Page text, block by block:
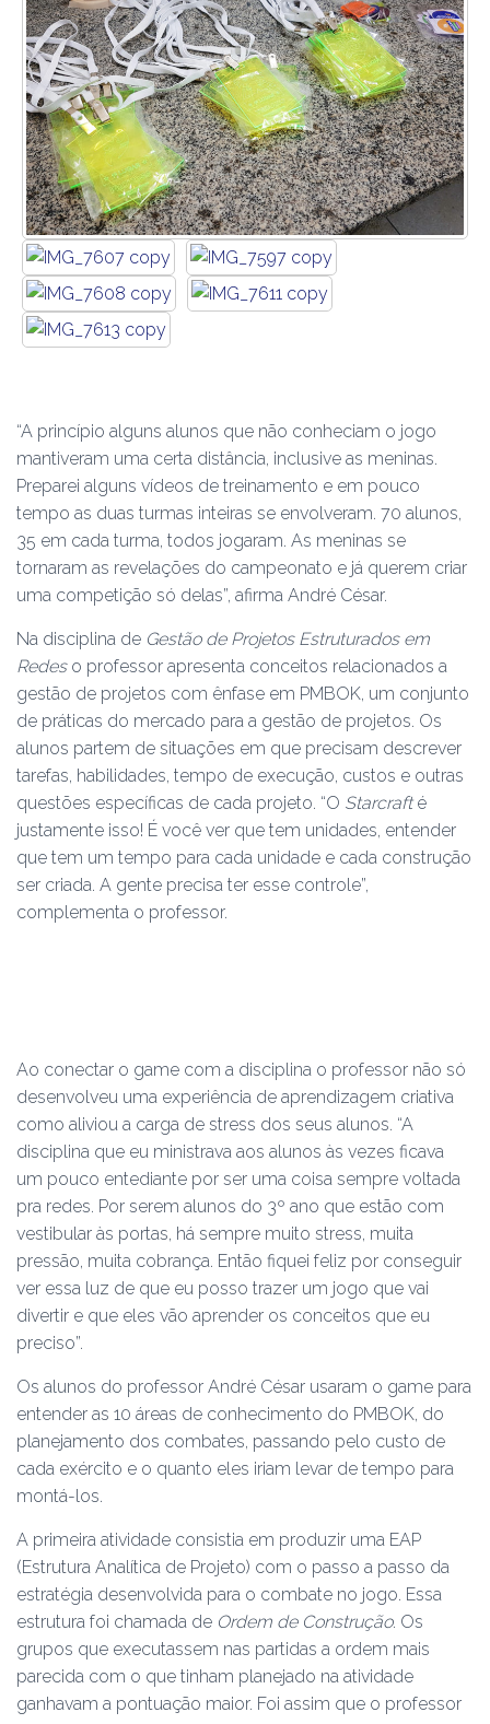
“A princípio alguns alunos que não conheciam o jogo
mantiveram uma certa distância, inclusive as meninas.
Preparei alguns vídeos de treinamento e em pouco
tempo as duas turmas inteiras se envolveram. 70 alunos,
35 em cada turma, todos jogaram. As meninas se
tornaram as revelações do campeonato e já querem criar
uma competição só delas”, afirma André César.
Na disciplina de Gestão de Projetos Estruturados em
Redes o professor apresenta conceitos relacionados a
gestão de projetos com ênfase em PMBOK, um conjunto
de práticas do mercado para a gestão de projetos. Os
alunos partem de situações em que precisam descrever
tarefas, habilidades, tempo de execução, custos e outras
questões específicas de cada projeto. “O Starcrafté
justamente isso! É você ver que tem unidades, entender
que tem um tempo para cada unidade e cada construção
ser criada. A gente precisa ter esse controle”,
complementa o professor.
Ao conectar o game com a disciplina o professor não só
desenvolveu uma experiência de aprendizagem criativa
como aliviou a carga de stress dos seus alunos. “A
disciplina que eu ministrava aos alunos às vezes ficava
um pouco entediante por ser uma coisa sempre voltada
pra redes. Por serem alunos do 3º ano que estão com
vestibular às portas, há sempre muito stress, muita
pressão, muita cobrança. Então fiquei feliz por conseguir
ver essa luz de que eu posso trazer um jogo que vai
divertir e que eles vão aprender os conceitos que eu
preciso”.
Os alunos do professor André César usaram o game para
entender as 10 áreas de conhecimento do PMBOK, do
planejamento dos combates, passando pelo custo de
cada exército e o quanto eles iriam levar de tempo para
montá-los.
A primeira atividade consistia em produzir uma EAP
(Estrutura Analítica de Projeto) com o passo a passo da
estratégia desenvolvida para o combate no jogo. Essa
estrutura foi chamada de Ordem de Construção. Os
grupos que executassem nas partidas a ordem mais
parecida com o que tinham planejado na atividade
ganhavam a pontuação maior. Foi assim que o professor